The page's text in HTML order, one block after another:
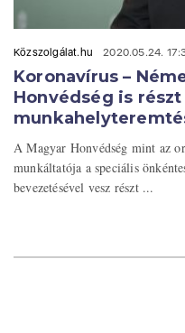
Közszolgálat.hu 2020.05.24.
Koronavírus –
Honvédség is részt
A Magyar Honvédség mint az
munkáltatója a speciális
bevezetésével vesz részt ...